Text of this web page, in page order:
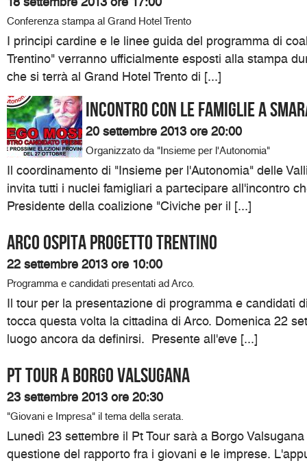
Conferenza stampa al Grand Hotel Trento
I principi cardine e le linee guida del programma di
Trentino" verranno ufficialmente esposti alla stampa
che si terrà al Grand Hotel Trento di [...]
Incontro con le famiglie a
20 settembre 2013 ore 20:00
Organizzato da "Insieme per l'Autonomia"
Il coordinamento di "Insieme per l'Autonomia" delle
invita tutti i nuclei famigliari a partecipare all'incontro
Presidente della coalizione "Civiche per il [...]
Arco ospita Progetto Trentino
22 settembre 2013 ore 10:00
Programma e candidati presentati ad Arco.
Il tour per la presentazione di programma e candidati
tocca questa volta la cittadina di Arco. Domenica 22
luogo ancora da definirsi. Presente all'eve [...]
Pt Tour a Borgo Valsugana
23 settembre 2013 ore 20:30
"Giovani e Impresa" il tema della serata.
Lunedì 23 settembre il Pt Tour sarà a Borgo
questione del rapporto fra i giovani e le imprese.